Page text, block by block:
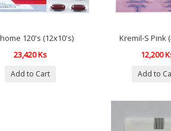
120's (12x10's)
23,420 Ks
Add to Cart
Kremil-S Pink
12,200
Add to